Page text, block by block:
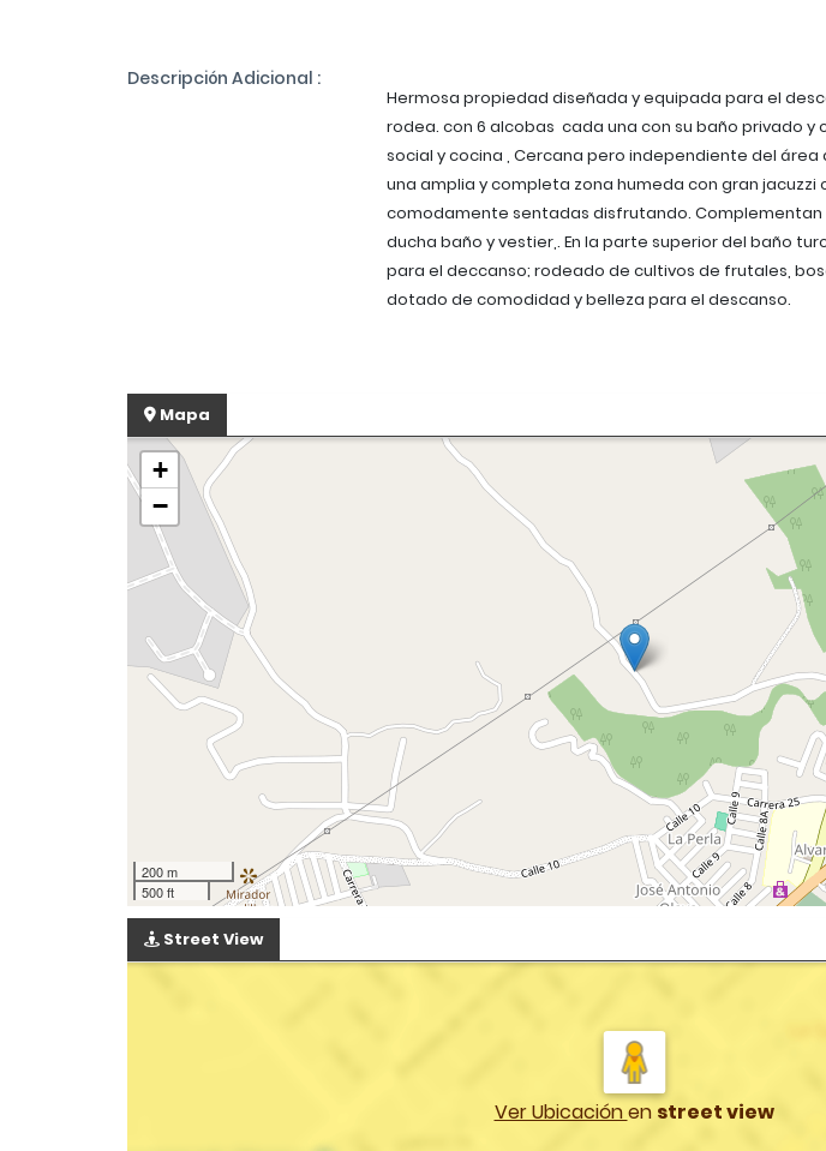
Descripción Adicional :
Hermosa propiedad diseñada y equipada para el
rodea. con 6 alcobas cada una con su baño privado
social y cocina , Cercana pero independiente del
una amplia y completa zona humeda con gran
comodamente sentadas disfrutando. Complementan
ducha baño y vestier,. En la parte superior del baño
para el deccanso; rodeado de cultivos de frutales,
dotado de comodidad y belleza para el descanso.
Mapa
+
−
200 m
500 ft
Street View
Ver Ubicaciónen street view